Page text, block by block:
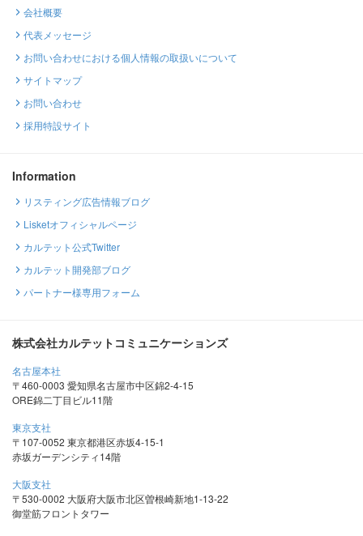
会社概要
代表メッセージ
お問い合わせにおける個人情報の取扱いについて
サイトマップ
お問い合わせ
採用特設サイト
Information
リスティング広告情報ブログ
Lisketオフィシャルページ
カルテット公式Twitter
カルテット開発部ブログ
パートナー様専用フォーム
株式会社カルテットコミュニケーションズ
名古屋本社
〒460-0003 愛知県名古屋市中区錦2-4-15
ORE錦二丁目ビル11階
東京支社
〒107-0052 東京都港区赤坂4-15-1
赤坂ガーデンシティ14階
大阪支社
〒530-0002 大阪府大阪市北区曽根崎新地1-13-22
御堂筋フロントタワー